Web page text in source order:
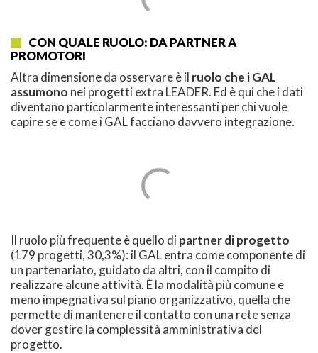
CON QUALE RUOLO: DA PARTNER A
PROMOTORI
Altra dimensione da osservare è il ruolo che i GAL
assumono nei progetti extra LEADER. Ed è qui che i dati
diventano particolarmente interessanti per chi vuole
capire se e come i GAL facciano davvero integrazione.
Il ruolo più frequente è quello dipartner di progetto
(179 progetti, 30,3%): il GAL entra come componente di
un partenariato, guidato da altri, con il compito di
realizzare alcune attività. È la modalità più comune e
meno impegnativa sul piano organizzativo, quella che
permette di mantenere il contatto con una rete senza
dover gestire la complessità amministrativa del
progetto.